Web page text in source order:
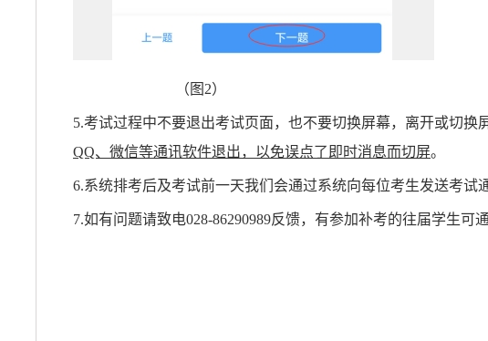
（图 2）
5.考试过程中不要退出考试页面，也不要切换屏幕，离开或切换
QQ、微信等通讯软件退出，以免误点了即时消息而切屏。
6.系统排考后及考试前一天我们会通过系统向每位考生发送考试
7.如有问题请致电028-86290989反馈，有参加补考的往届学生可